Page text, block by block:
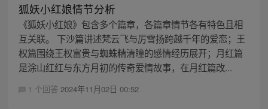
狐妖小红娘情节分析
《狐妖小红娘》包含多个篇章，各篇章情节各有特色且相
互关联。 下沙篇讲述梵云飞与厉雪扬跨越千年的爱恋；王
权篇围绕王权富贵与蜘蛛精清瞳的感情经历展开；月红篇
是涂山红红与东方月初的传奇爱情故事，在月红篇改...
1 个回答 2024年11月02日 00:52